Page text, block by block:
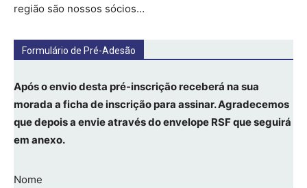
região são nossos sócios…
Formulário de Pré-Adesão
Após o envio desta pré-inscrição receberá na sua
morada a ficha de inscrição para assinar.Agradecemos
que depois a envie através do envelope RSF que seguirá
em anexo.
Nome